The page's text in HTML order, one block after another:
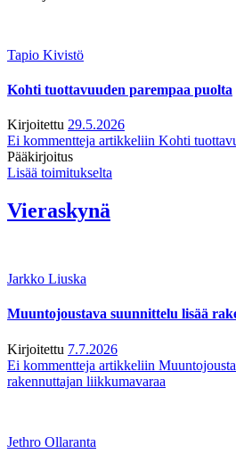
Tapio Kivistö
Kohti tuottavuuden parempaa puolta
Kirjoitettu 29.5.2026
Ei kommentteja artikkeliin Kohti
Pääkirjoitus
Lisää toimitukselta
Vieraskynä
Jarkko Liuska
Muuntojoustava suunnittelu lisää
Kirjoitettu 7.7.2026
Ei kommentteja artikkeliin
rakennuttajan liikkumavaraa
Jethro Ollaranta